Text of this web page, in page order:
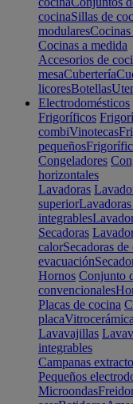
cocinaSillas de
modulares
Cocinas a medida
Accesorios de
mesaCubertería
licoresBotellas
Electrodomésticos
Frigoríficos
combiVinotecas
pequeños
Congeladores
horizontales
Lavadoras
superior
integrables
Secadoras
calorSecadoras
evacuación
Hornos Conjunto
convencionales
Placas de cocina
placaVitrocerámica
Lavavajillas
integrables
Campanas
Pequeños
Microondas